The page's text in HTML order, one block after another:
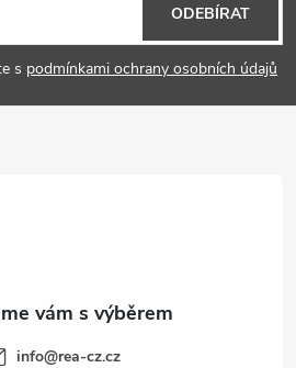
s podmínkami ochrany osobních údajů
ODEBÍRAT
info@rea-cz.cz